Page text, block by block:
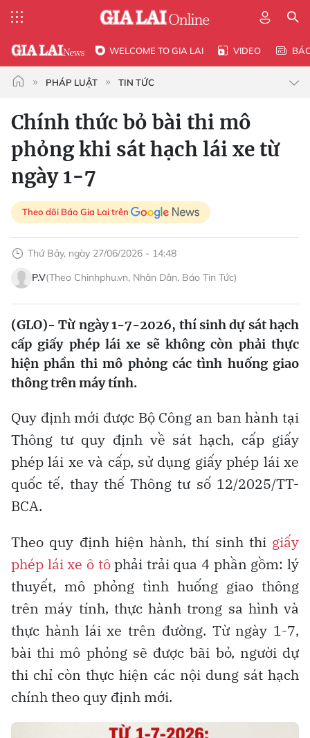
WELCOME TO GIA LAI VIDEO
PHÁP LUẬT TIN TỨC
Chính thức bỏ bài thi mô
phỏng khi sát hạch lái xe từ
ngày 1-7
Theo dõi Báo Gia Lai trên
Thứ Bảy, ngày 27/06/2026 - 14:48
P.V(Theo Chinhphu.vn, Nhân Dân, Báo Tin Tức)
(GLO)- Từ ngày 1-7-2026, thí sinh dự sát hạch
cấp giấy phép lái xe sẽ không còn phải thực
hiện phần thi mô phỏng các tình huống giao
thông trên máy tính.
Quy định mới được Bộ Công an ban hành tại
Thông tư quy định về sát hạch, cấp giấy
phép lái xe và cấp, sử dụng giấy phép lái xe
quốc tế, thay thế Thông tư số 12/2025/TT-
BCA.
Theo quy định hiện hành, thí sinh thi giấy
phép lái xe ô tôphải trải qua 4 phần gồm: lý
thuyết, mô phỏng tình huống giao thông
trên máy tính, thực hành trong sa hình và
thực hành lái xe trên đường. Từ ngày 1-7,
bài thi mô phỏng sẽ được bãi bỏ, người dự
thi chỉ còn thực hiện các nội dung sát hạch
chính theo quy định mới.